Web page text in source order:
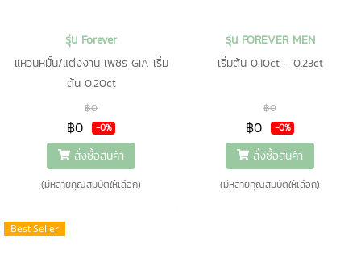
รุ่น Forever
แหวนหมั้น/แต่งงาน เพชร GIA เริ่ม
ต้น 0.20ct
฿0
฿0 -0%
สั่งซื้อสินค้า
(มีหลายคุณสมบัติให้เลือก)
รุ่น FOREVER MEN
เริ่มต้น 0.10ct - 0.23ct
฿0
฿0 -0%
สั่งซื้อสินค้า
(มีหลายคุณสมบัติให้เลือก)
Best Seller